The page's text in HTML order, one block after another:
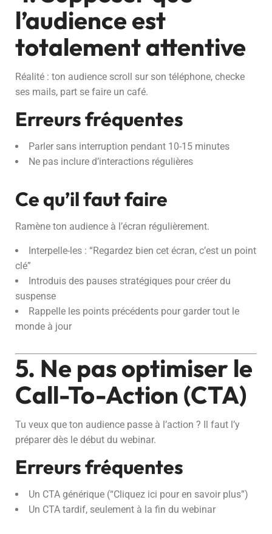
l’audience est
totalement attentive
Réalité : ton audience scroll sur son téléphone, checke
ses mails, part se faire un café.
Erreurs fréquentes
Parler sans interruption pendant 10-15 minutes
Ne pas inclure d’interactions régulières
Ce qu’il faut faire
Ramène ton audience à l’écran régulièrement.
Interpelle-les : “Regardez bien cet écran, c’est un point
clé”
Introduis des pauses stratégiques pour créer du
suspense
Rappelle les points précédents pour garder tout le
monde à jour
5. Ne pas optimiser le
Call-To-Action (CTA)
Tu veux que ton audience passe à l’action ? Il faut l’y
préparer dès le début du webinar.
Erreurs fréquentes
Un CTA générique (“Cliquez ici pour en savoir plus”)
Un CTA tardif, seulement à la fin du webinar